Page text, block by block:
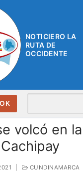
NOTICIERO LA
RUTA DE
OCCIDENTE
volcó en
CUNDINAMARCA